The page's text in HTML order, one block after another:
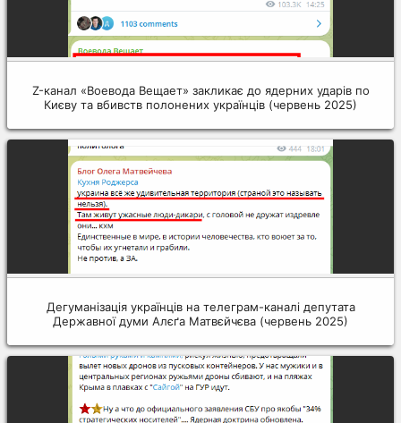
Z-канал «Воевода Вещает» закликає до ядерних ударів по
Києву та вбивств полонених українців (червень 2025)
Дегуманізація українців на телеграм-каналі депутата
Державної думи Алєґа Матвєйчєва (червень 2025)